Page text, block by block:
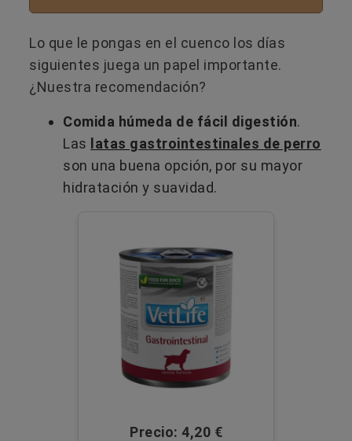
Lo que le pongas en el cuenco los días
siguientes juega un papel importante.
¿Nuestra recomendación?
Comida húmeda de fácil digestión.
Las
latas gastrointestinales de perro
son una buena opción, por su mayor
hidratación y suavidad.
Precio: 4,20 €